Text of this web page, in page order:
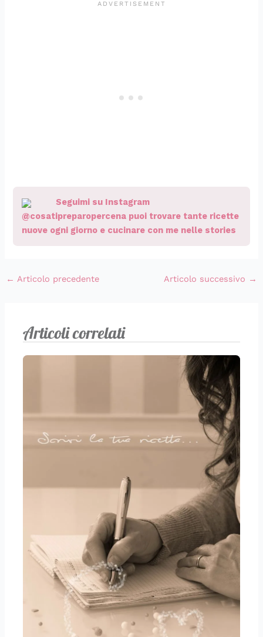
Seguimi su Instagram
@cosatipreparopercena puoi trovare tante ricette
nuove ogni giorno e cucinare con me nelle stories
← Articolo precedente Articolo successivo →
Articoli correlati